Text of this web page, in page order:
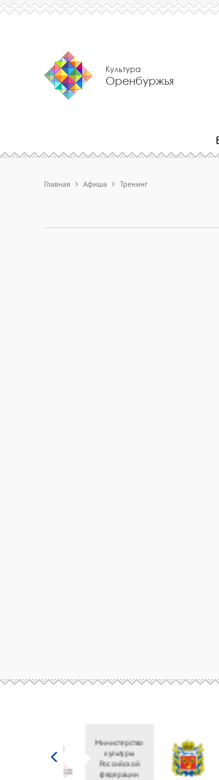
Культура
Оренбуржья
Главная Афиша Тренинг
Министерство
культуры
Российской
федерации